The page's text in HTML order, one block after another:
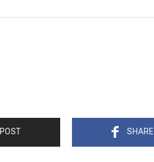
POST SHARE